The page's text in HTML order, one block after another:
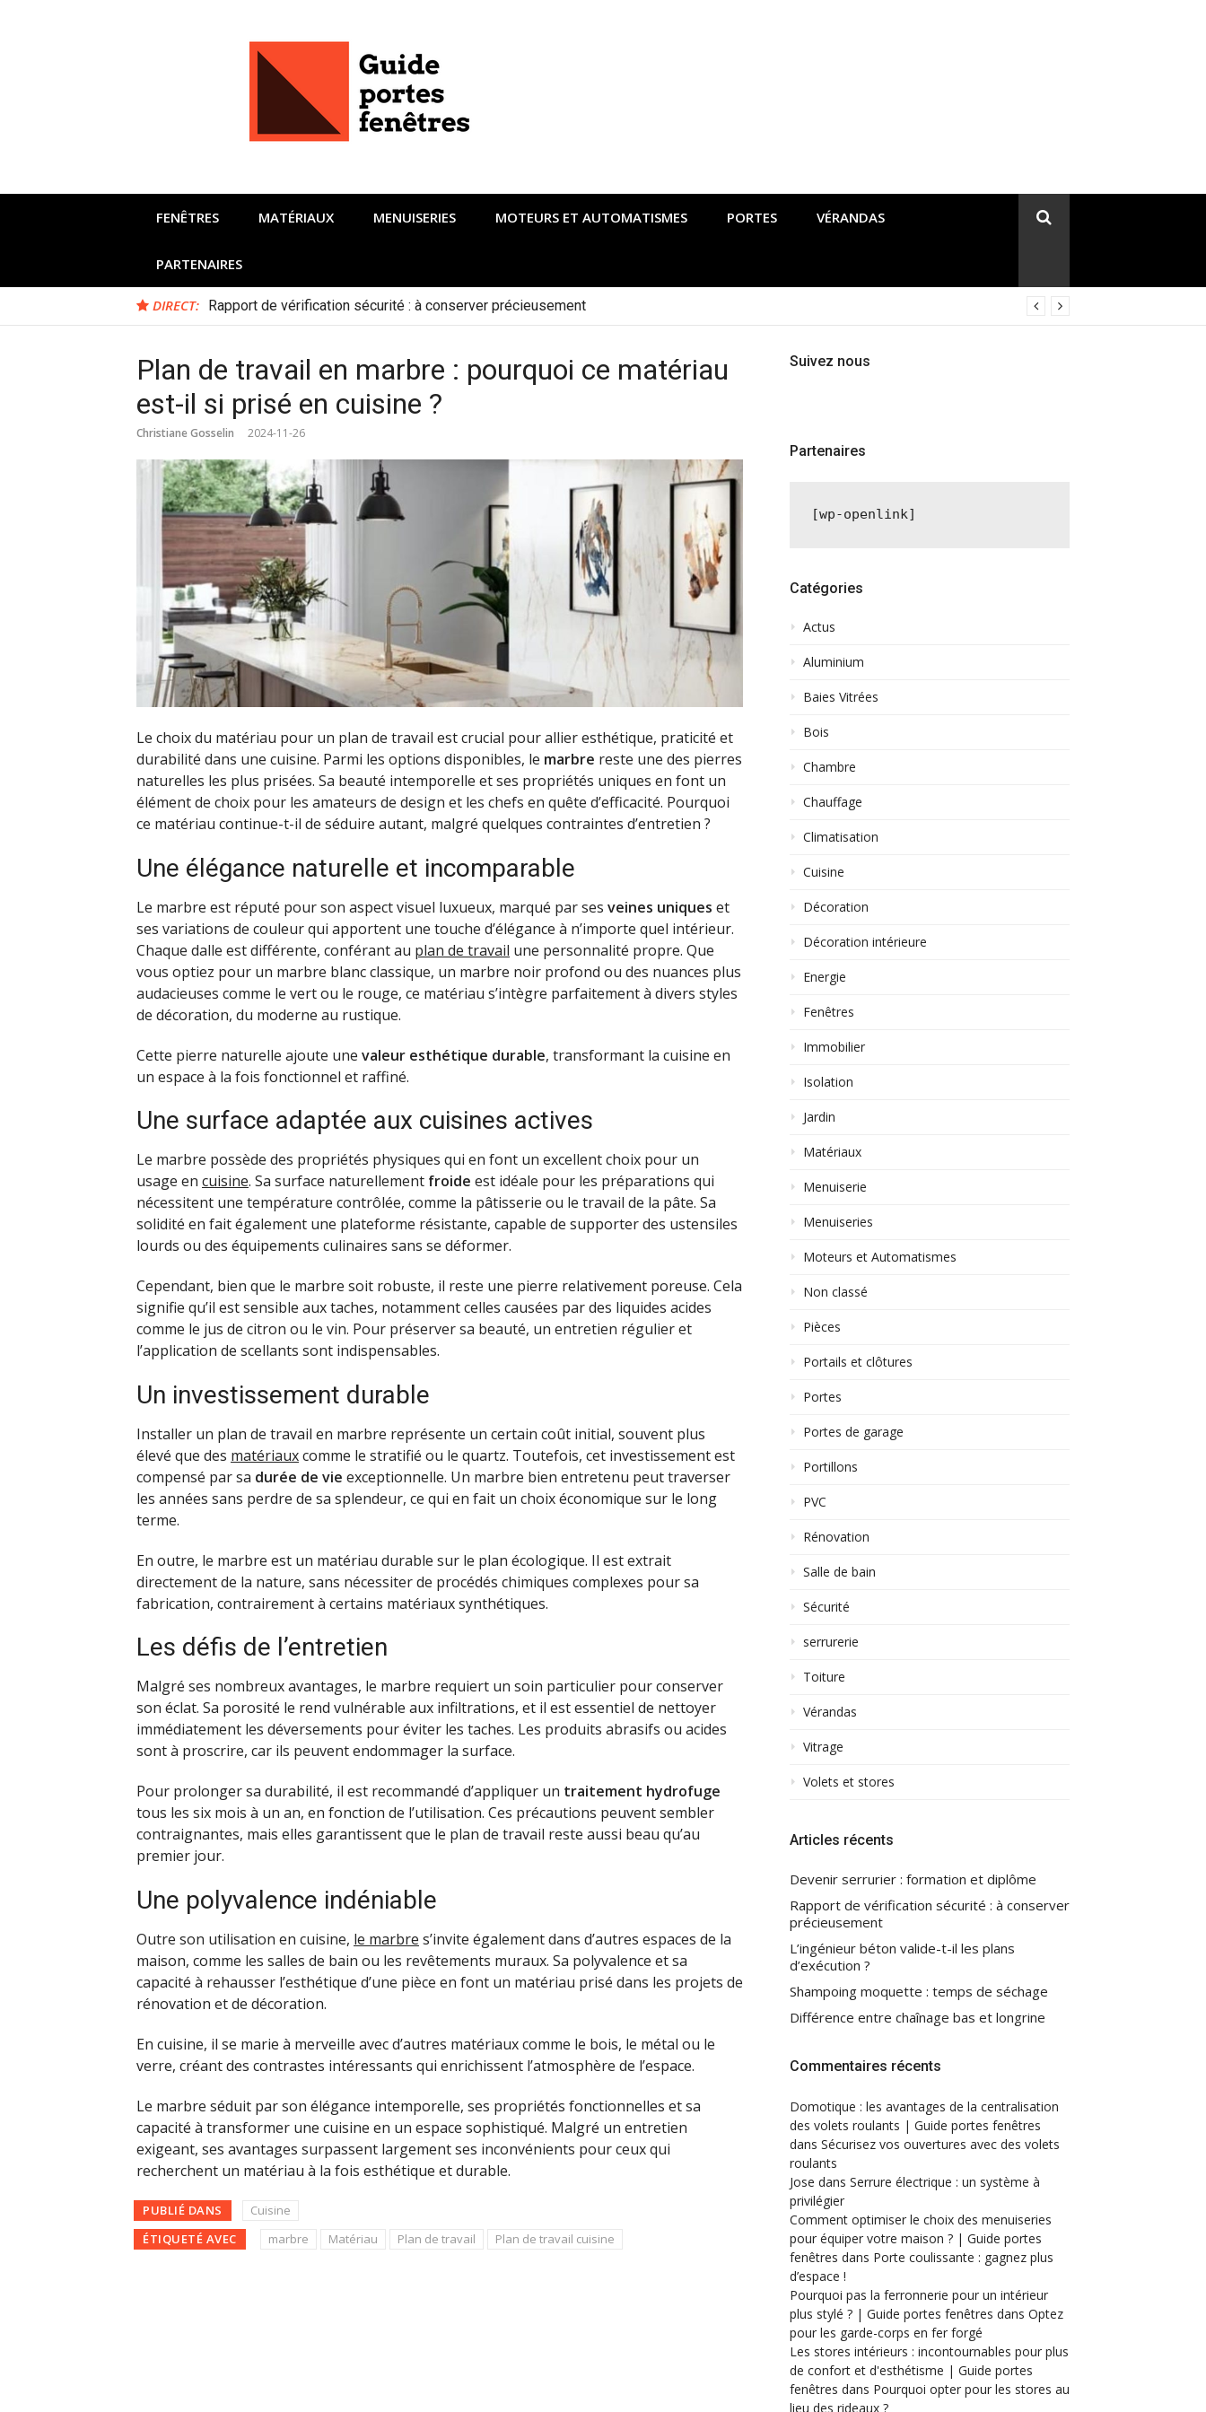
FENÊTRES MATÉRIAUX MENUISERIES MOTEURS ET AUTOMATISMES PORTES VÉRANDAS
PARTENAIRES
DIRECT: Rapport de vérification sécurité : à conserver précieusement
Plan de travail en marbre : pourquoi ce matériau
est-il si prisé en cuisine ?
Christiane Gosselin 2024-11-26
Le choix du matériau pour un plan de travail est crucial pour allier esthétique, praticité et
durabilité dans une cuisine. Parmi les options disponibles, le marbre reste une des pierres
naturelles les plus prisées. Sa beauté intemporelle et ses propriétés uniques en font un
élément de choix pour les amateurs de design et les chefs en quête d’efficacité. Pourquoi
ce matériau continue-t-il de séduire autant, malgré quelques contraintes d’entretien ?
Une élégance naturelle et incomparable
Le marbre est réputé pour son aspect visuel luxueux, marqué par ses veines uniques et
ses variations de couleur qui apportent une touche d’élégance à n’importe quel intérieur.
Chaque dalle est différente, conférant au plan de travail une personnalité propre. Que
vous optiez pour un marbre blanc classique, un marbre noir profond ou des nuances plus
audacieuses comme le vert ou le rouge, ce matériau s’intègre parfaitement à divers styles
de décoration, du moderne au rustique.
Cette pierre naturelle ajoute une valeur esthétique durable, transformant la cuisine en
un espace à la fois fonctionnel et raffiné.
Une surface adaptée aux cuisines actives
Le marbre possède des propriétés physiques qui en font un excellent choix pour un
usage en cuisine. Sa surface naturellement froide est idéale pour les préparations qui
nécessitent une température contrôlée, comme la pâtisserie ou le travail de la pâte. Sa
solidité en fait également une plateforme résistante, capable de supporter des ustensiles
lourds ou des équipements culinaires sans se déformer.
Cependant, bien que le marbre soit robuste, il reste une pierre relativement poreuse. Cela
signifie qu’il est sensible aux taches, notamment celles causées par des liquides acides
comme le jus de citron ou le vin. Pour préserver sa beauté, un entretien régulier et
l’application de scellants sont indispensables.
Un investissement durable
Installer un plan de travail en marbre représente un certain coût initial, souvent plus
élevé que des matériauxcomme le stratifié ou le quartz. Toutefois, cet investissement est
compensé par sa durée de vie exceptionnelle. Un marbre bien entretenu peut traverser
les années sans perdre de sa splendeur, ce qui en fait un choix économique sur le long
terme.
En outre, le marbre est un matériau durable sur le plan écologique. Il est extrait
directement de la nature, sans nécessiter de procédés chimiques complexes pour sa
fabrication, contrairement à certains matériaux synthétiques.
Les défis de l’entretien
Malgré ses nombreux avantages, le marbre requiert un soin particulier pour conserver
son éclat. Sa porosité le rend vulnérable aux infiltrations, et il est essentiel de nettoyer
immédiatement les déversements pour éviter les taches. Les produits abrasifs ou acides
sont à proscrire, car ils peuvent endommager la surface.
Pour prolonger sa durabilité, il est recommandé d’appliquer un traitement hydrofuge
tous les six mois à un an, en fonction de l’utilisation. Ces précautions peuvent sembler
contraignantes, mais elles garantissent que le plan de travail reste aussi beau qu’au
premier jour.
Une polyvalence indéniable
Outre son utilisation en cuisine, le marbre s’invite également dans d’autres espaces de la
maison, comme les salles de bain ou les revêtements muraux. Sa polyvalence et sa
capacité à rehausser l’esthétique d’une pièce en font un matériau prisé dans les projets de
rénovation et de décoration.
En cuisine, il se marie à merveille avec d’autres matériaux comme le bois, le métal ou le
verre, créant des contrastes intéressants qui enrichissent l’atmosphère de l’espace.
Le marbre séduit par son élégance intemporelle, ses propriétés fonctionnelles et sa
capacité à transformer une cuisine en un espace sophistiqué. Malgré un entretien
exigeant, ses avantages surpassent largement ses inconvénients pour ceux qui
recherchent un matériau à la fois esthétique et durable.
PUBLIÉ DANS
Cuisine
ÉTIQUETÉ AVEC
marbre Matériau Plan de travail Plan de travail cuisine
Suivez nous
Partenaires
[wp-openlink]
Catégories
Actus
Aluminium
Baies Vitrées
Bois
Chambre
Chauffage
Climatisation
Cuisine
Décoration
Décoration intérieure
Energie
Fenêtres
Immobilier
Isolation
Jardin
Matériaux
Menuiserie
Menuiseries
Moteurs et Automatismes
Non classé
Pièces
Portails et clôtures
Portes
Portes de garage
Portillons
PVC
Rénovation
Salle de bain
Sécurité
serrurerie
Toiture
Vérandas
Vitrage
Volets et stores
Articles récents
Devenir serrurier : formation et diplôme
Rapport de vérification sécurité : à conserver
précieusement
L’ingénieur béton valide-t-il les plans
d’exécution ?
Shampoing moquette : temps de séchage
Différence entre chaînage bas et longrine
Commentaires récents
Domotique : les avantages de la centralisation
des volets roulants | Guide portes fenêtres
dans Sécurisez vos ouvertures avec des volets
roulants
Jose dans Serrure électrique : un système à
privilégier
Comment optimiser le choix des menuiseries
pour équiper votre maison ? | Guide portes
fenêtres dans Porte coulissante : gagnez plus
d’espace !
Pourquoi pas la ferronnerie pour un intérieur
plus stylé ? | Guide portes fenêtres dans Optez
pour les garde-corps en fer forgé
Les stores intérieurs : incontournables pour plus
de confort et d'esthétisme | Guide portes
fenêtres dans Pourquoi opter pour les stores au
lieu des rideaux ?